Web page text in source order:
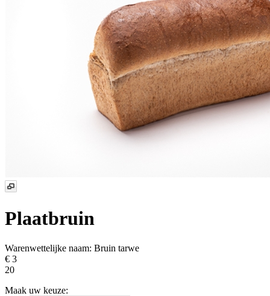
Plaatbruin
Warenwettelijke naam: Bruin tarwe
€ 3
20
Maak uw keuze: